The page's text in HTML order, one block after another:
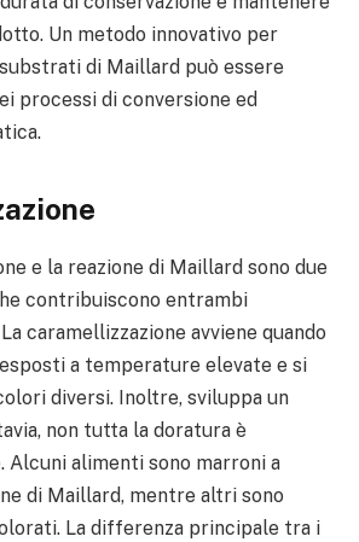
Un metodo innovativo per
di Maillard può essere
processi di conversione ed
e la reazione di Maillard sono due
contribuiscono entrambi
caramellizzazione avviene quando
a temperature elevate e si
diversi. Inoltre, sviluppa un
non tutta la doratura è
Alcuni alimenti sono marroni a
di Maillard, mentre altri sono
La differenza principale tra i